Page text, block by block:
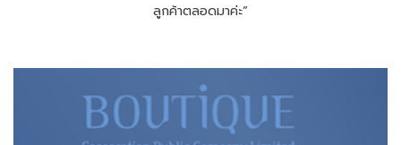
ลูกค้าตลอดมาค่ะ”